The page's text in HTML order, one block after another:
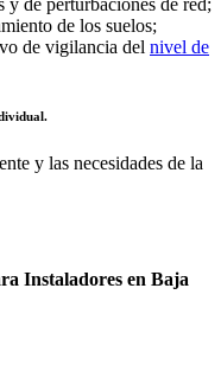
de los suelos;
de vigilancia del nivel de
y las necesidades de la
Instaladores en Baja